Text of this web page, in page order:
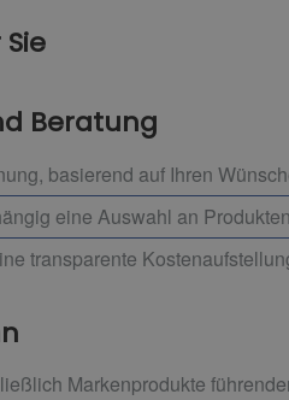
Beratung
basierend auf Ihren
eine Auswahl an
transparente
Markenprodukte